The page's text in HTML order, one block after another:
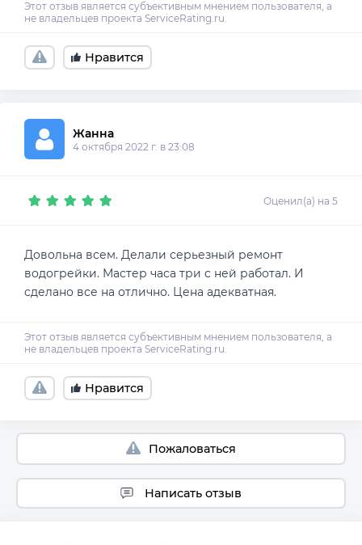
Нравится
Жанна
4 октября 2022 г. в 23:08
Оценил(а) на 5
Довольна всем. Делали серьезный ремонт
водогрейки. Мастер часа три с ней работал. И
сделано все на отлично. Цена адекватная.
Нравится
Пожаловаться
Написать отзыв